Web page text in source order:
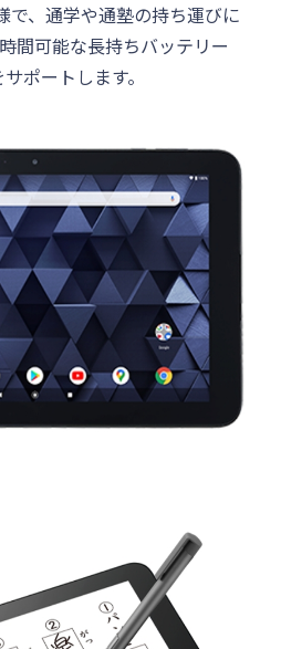
で、通学や通塾の持ち運びに
間可能な長持ちバッテリー
ポートします。